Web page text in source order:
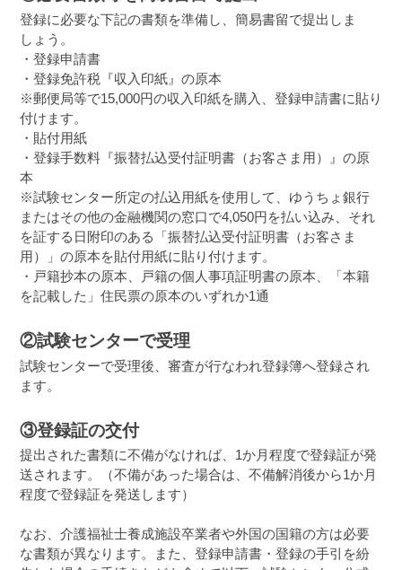
登録に必要な下記の書類を準備し、簡易書留で提出しま
しょう。
・登録申請書
・登録免許税『収入印紙』の原本
※郵便局等で15,000円の収入印紙を購入、登録申請書に貼り
付けます。
・貼付用紙
・登録手数料『振替払込受付証明書（お客さま用）』の原
本
※試験センター所定の払込用紙を使用して、ゆうちょ銀行
またはその他の金融機関の窓口で4,050円を払い込み、それ
を証する日附印のある「振替払込受付証明書（お客さま
用）」の原本を貼付用紙に貼り付けます。
・戸籍抄本の原本、戸籍の個人事項証明書の原本、「本籍
を記載した」住民票の原本のいずれか1通
②試験センターで受理
試験センターで受理後、審査が行なわれ登録簿へ登録され
ます。
③登録証の交付
提出された書類に不備がなければ、1か月程度で登録証が発
送されます。（不備があった場合は、不備解消後から1か月
程度で登録証を発送します）
なお、介護福祉士養成施設卒業者や外国の国籍の方は必要
な書類が異なります。また、登録申請書・登録の手引を紛